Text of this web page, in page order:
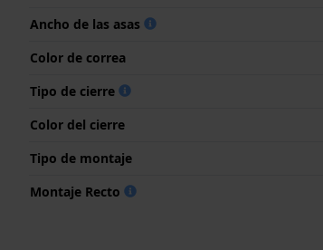
Ancho de las asas
Color de correa
Tipo de cierre
Color del cierre
Tipo de montaje
Montaje Recto